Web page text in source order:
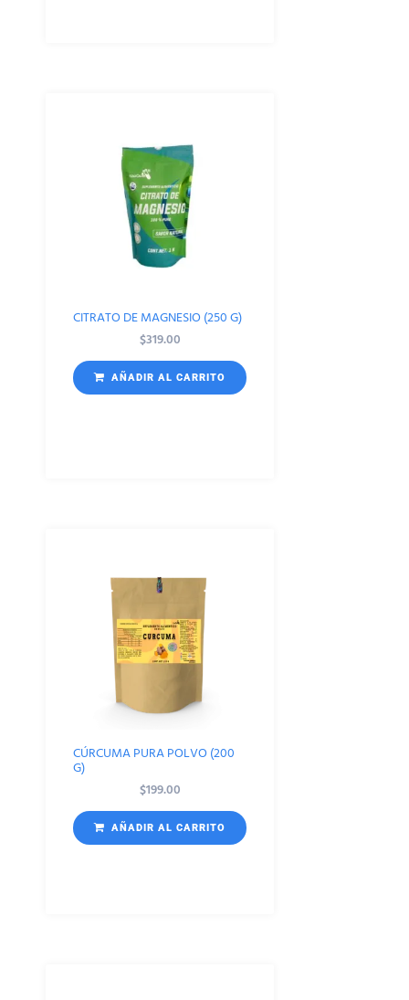
CITRATO DE MAGNESIO (250 G)
$319.00
AÑADIR AL CARRITO
CÚRCUMA PURA POLVO (200
G)
$199.00
AÑADIR AL CARRITO